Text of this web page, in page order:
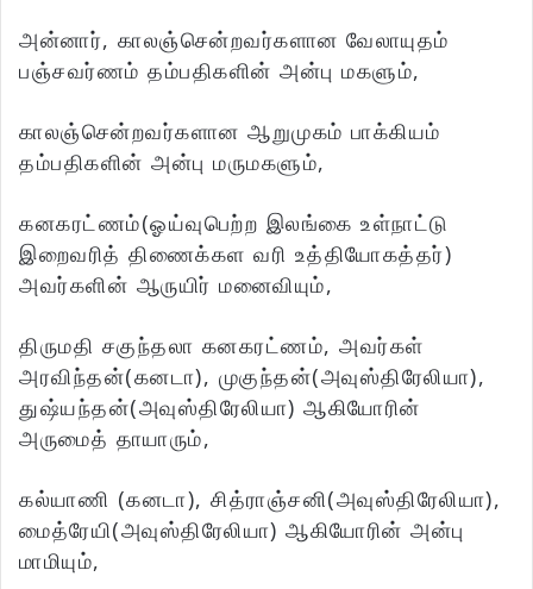
அன்னார், காலஞ்சென்றவர்களான வேலாயுதம்
பஞ்சவர்ணம் தம்பதிகளின் அன்பு மகளும்,
காலஞ்சென்றவர்களான ஆறுமுகம் பாக்கியம்
தம்பதிகளின் அன்பு மருமகளும்,
கனகரட்ணம்(ஓய்வுபெற்ற இலங்கை உள்நாட்டு
இறைவரித் திணைக்கள வரி உத்தியோகத்தர்)
அவர்களின் ஆருயிர் மனைவியும்,
திருமதி சகுந்தலா கனகரட்ணம், அவர்கள்
அரவிந்தன்(கனடா), முகுந்தன்(அவுஸ்திரேலியா),
துஷ்யந்தன்(அவுஸ்திரேலியா) ஆகியோரின்
அருமைத் தாயாரும்,
கல்யாணி (கனடா), சித்ராஞ்சனி(அவுஸ்திரேலியா),
மைத்ரேயி(அவுஸ்திரேலியா) ஆகியோரின் அன்பு
மாமியும்,